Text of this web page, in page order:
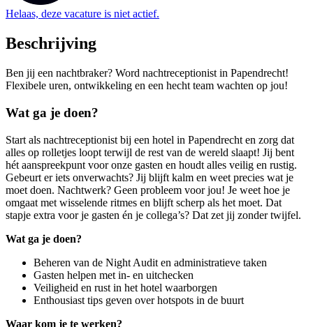
Helaas, deze vacature is niet actief.
Beschrijving
Ben jij een nachtbraker? Word nachtreceptionist in Papendrecht!
Flexibele uren, ontwikkeling en een hecht team wachten op jou!
Wat ga je doen?
Start als nachtreceptionist bij een hotel in Papendrecht en zorg dat
alles op rolletjes loopt terwijl de rest van de wereld slaapt! Jij bent
hét aanspreekpunt voor onze gasten en houdt alles veilig en rustig.
Gebeurt er iets onverwachts? Jij blijft kalm en weet precies wat je
moet doen. Nachtwerk? Geen probleem voor jou! Je weet hoe je
omgaat met wisselende ritmes en blijft scherp als het moet. Dat
stapje extra voor je gasten én je collega’s? Dat zet jij zonder twijfel.
Wat ga je doen?
Beheren van de Night Audit en administratieve taken
Gasten helpen met in- en uitchecken
Veiligheid en rust in het hotel waarborgen
Enthousiast tips geven over hotspots in de buurt
Waar kom je te werken?